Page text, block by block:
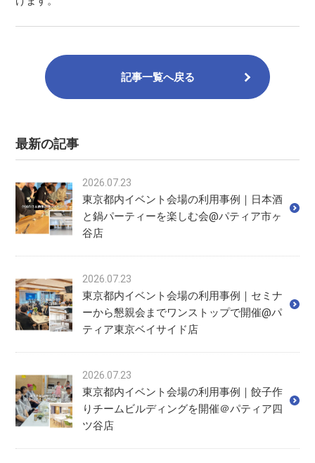
記事一覧へ戻る
最新の記事
2026.07.23
東京都内イベント会場の利用事例｜日本酒
と鍋パーティーを楽しむ会@パティア市ヶ
谷店
2026.07.23
東京都内イベント会場の利用事例｜セミナ
ーから懇親会までワンストップで開催@パ
ティア東京ベイサイド店
2026.07.23
東京都内イベント会場の利用事例｜餃子作
りチームビルディングを開催＠パティア四
ツ谷店